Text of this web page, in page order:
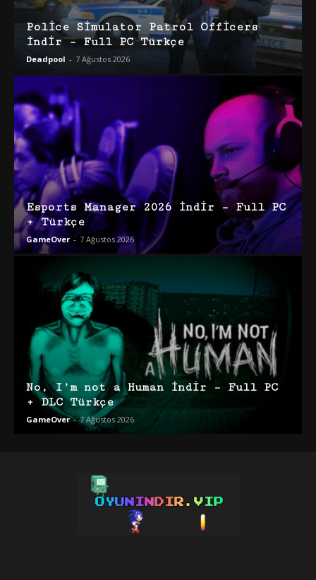
Police Simulator Patrol Officers
İndir – Full PC Türkçe
Deadpool - 7 Ağustos 2026
Esports Manager 2026 İndir – Full PC
+ Türkçe
GameOver - 7 Ağustos 2026
No, I’m not a Human İndir – Full PC
+ DLC Türkçe
GameOver - 7 Ağustos 2026